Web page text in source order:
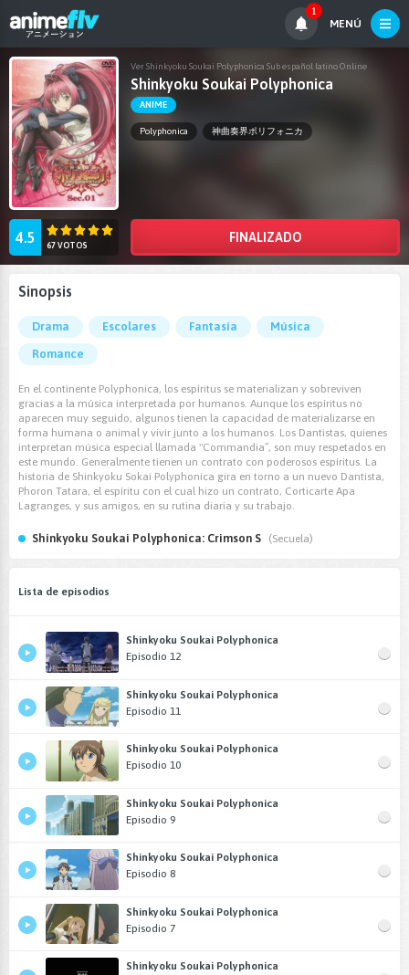
1
MENÚ
Ver Shinkyoku Soukai Polyphonica Sub español latino Online
Shinkyoku Soukai Polyphonica
ANIME
Polyphonica 神曲奏界ポリフォニカ
4.5 67 VOTOS
FINALIZADO
Sinopsis
Drama Escolares Fantasía
Música
Romance
En el continente Polyphonica, los espíritus se materializan y sobreviven
gracias a la música interpretada por humanos. Aunque los espíritus no
aparecen muy seguido, algunos tienen la capacidad de materializarse en
forma humana o animal y vivir junto a los humanos. Los Dantistas, quienes
interpretan música especial llamada "Commandia”, son muy respetados en
este mundo. Generalmente tienen un contrato con poderosos espíritus. La
historia de Shinkyoku Sokai Polyphonica gira en torno a un nuevo Dantista,
Phoron Tatara, el espíritu con el cual hizo un contrato, Corticarte Apa
Lagranges, y sus amigos, en su rutina diaria y su trabajo.
Shinkyoku Soukai Polyphonica: Crimson S (Secuela)
Lista de episodios
Shinkyoku Soukai Polyphonica
Episodio 12
Shinkyoku Soukai Polyphonica
Episodio 11
Shinkyoku Soukai Polyphonica
Episodio 10
Shinkyoku Soukai Polyphonica
Episodio 9
Shinkyoku Soukai Polyphonica
Episodio 8
Shinkyoku Soukai Polyphonica
Episodio 7
Shinkyoku Soukai Polyphonica